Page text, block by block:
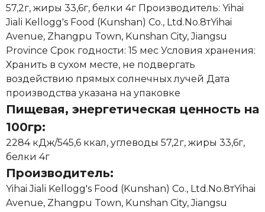
57,2г, жиры 33,6г, белки 4г Производитель: Yihai
Jiali Kellogg's Food (Kunshan) Co., Ltd.No.8тYihai
Avenue, Zhangpu Town, Kunshan City, Jiangsu
Province Срок годности: 15 мес Условия хранения:
Хранить в сухом месте, не подвергать
воздействию прямых солнечных лучей Дата
производства указана на упаковке
Пищевая, энергетическая ценность на
100гр:
2284 кДж/545,6 ккал, углеводы 57,2г, жиры 33,6г,
белки 4г
Производитель:
Yihai Jiali Kellogg's Food (Kunshan) Co., Ltd.No.8тYihai
Avenue, Zhangpu Town, Kunshan City, Jiangsu